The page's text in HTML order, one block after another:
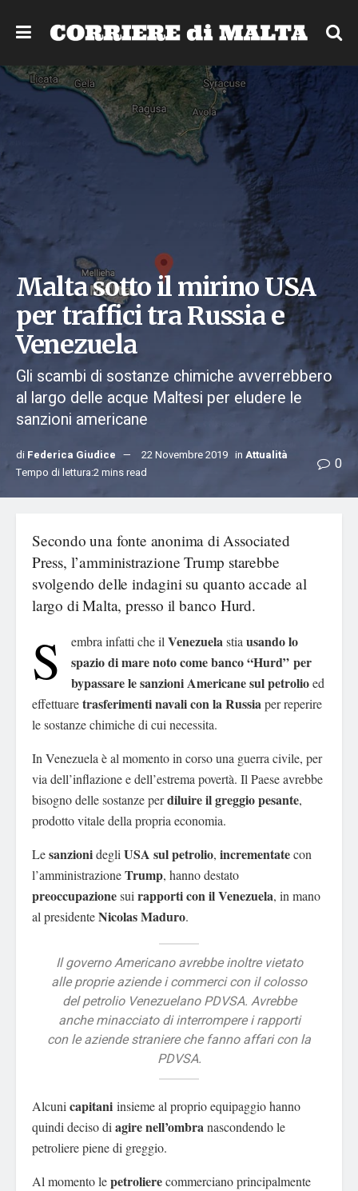
Malta sotto il mirino USA
per traffici tra Russia e
Venezuela
Gli scambi di sostanze chimiche avverrebbero
al largo delle acque Maltesi per eludere le
sanzioni americane
di Federica Giudice 22 Novembre 2019 in Attualità
Tempo di lettura:2 mins read
0
Secondo una fonte anonima di Associated
Press, l’amministrazione Trump starebbe
svolgendo delle indagini su quanto accade al
largo di Malta, presso il banco Hurd.
S embra infatti che il Venezuela stia usando lo
spazio di mare noto come banco “Hurd” per
bypassare le sanzioni Americane sul petrolioed
effettuaretrasferimenti navali con la Russiaper reperire
le sostanze chimiche di cui necessita.
In Venezuela è al momento in corso una guerra civile, per
via dell’inflazione e dell’estrema povertà. Il Paese avrebbe
bisogno delle sostanze perdiluire il greggio pesante,
prodotto vitale della propria economia.
Lesanzionidegli USA sul petrolio, incrementatecon
l’amministrazioneTrump, hanno destato
preoccupazionesui rapporti con il Venezuela, in mano
al presidenteNicolas Maduro.
Il governo Americano avrebbe inoltre vietato
alle proprie aziende i commerci con il colosso
del petrolio Venezuelano PDVSA. Avrebbe
anche minacciato di interrompere i rapporti
con le aziende straniere che fanno affari con la
PDVSA.
Alcuni capitani insieme al proprio equipaggio hanno
quindi deciso di agire nell’ombra nascondendo le
petroliere piene di greggio.
Al momento lepetrolierecommerciano principalmente